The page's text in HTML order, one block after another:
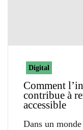
Digital
Comment
contribue à
accessible
Dans un